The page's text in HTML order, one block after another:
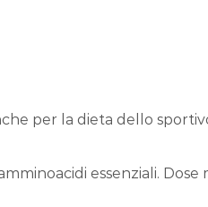
per la dieta dello
essenziali. Dose